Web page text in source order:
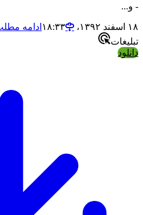
و...
۱۳۹۲،‏ ۱۸:۳۳
ادامه مطلب